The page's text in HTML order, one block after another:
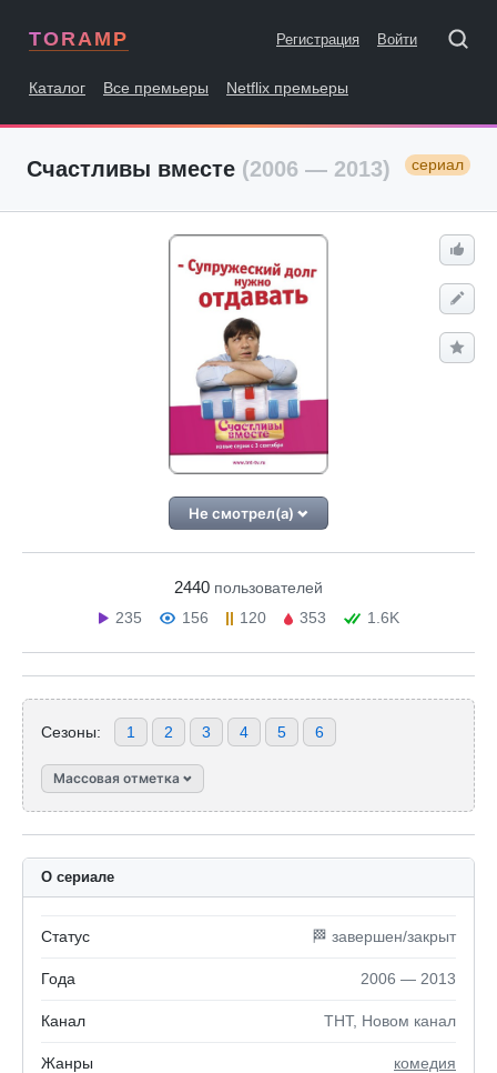
TORAMP Регистрация Войти
Каталог Все премьеры Netflix премьеры
Счастливы вместе (2006 — 2013) сериал
Не смотрел(а)
2440 пользователей
235
156 120 353 1.6K
Сезоны: 1 2 3 4 5 6
Массовая отметка
О сериале
Статус 🏁 завершен/закрыт
Года 2006 — 2013
Канал ТНТ, Новом канал
Жанры комедия